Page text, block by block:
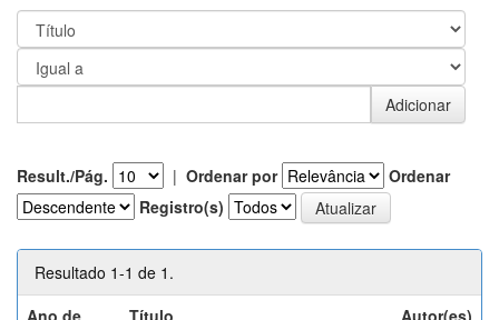
Result./Pág. | Ordenar por
Ordenar
Registro(s)
Resultado 1-1 de 1.
Ano de
Título Autor(es)